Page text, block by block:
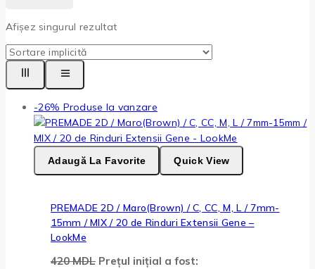
Afișez singurul rezultat
-26% Produse la vanzare
Adaugă La Favorite Quick View
PREMADE 2D / Maro(Brown) / C, CC, M, L / 7mm-
15mm / MIX / 20 de Rinduri Extensii Gene –
LookMe
420MDL Prețul inițial a fost: